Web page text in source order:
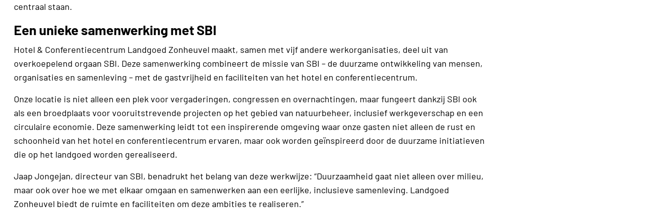
centraal staan.
Een unieke samenwerking met SBI
Hotel & Conferentiecentrum Landgoed Zonheuvel maakt, samen met vijf andere werkorganisaties, deel uit van
overkoepelend orgaan SBI. Deze samenwerking combineert de missie van SBI – de duurzame ontwikkeling van mensen,
organisaties en samenleving – met de gastvrijheid en faciliteiten van het hotel en conferentiecentrum.
Onze locatie is niet alleen een plek voor vergaderingen, congres­sen en overnachtingen, maar fungeert dankzij SBI ook
als een broedplaats voor vooruitstrevende projecten op het gebied van natuurbeheer, inclusief werkgeverschap en een
circulaire economie. Deze samenwerking leidt tot een inspirerende omgeving waar onze gasten niet alleen de rust en
schoonheid van het hotel en conferentiecentrum ervaren, maar ook worden geïnspireerd door de duurzame initiatieven
die op het landgoed worden gerealiseerd.
Jaap Jongejan, directeur van SBI, benadrukt het belang van deze werkwijze: “Duurzaamheid gaat niet alleen over milieu,
maar ook over hoe we met elkaar omgaan en samenwerken aan een eerlijke, inclusieve samenleving. Landgoed
Zonheuvel biedt de ruimte en faciliteiten om deze ambities te realiseren.”